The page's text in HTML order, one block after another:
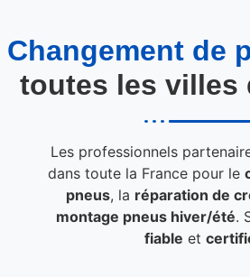
Changement de
toutes les villes
Les professionnels
dans toute la France pour le
pneus, la réparation de
montage pneus hiver/été.
fiable et